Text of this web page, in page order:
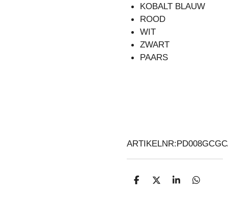
KOBALT BLAUW
ROOD
WIT
ZWART
PAARS
D
D
S
D